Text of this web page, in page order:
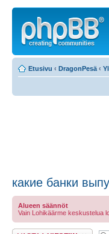
Etusivu ‹ DragonPesä ‹
какие банки
Alueen säännöt
Vain Lohikäärme keskustelua
Lähetä vastaus